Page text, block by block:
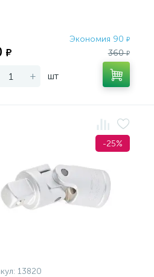
Экономия 90 ₽
₽ 360₽
+ шт
-25%
13820